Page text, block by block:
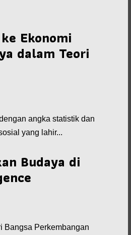
Ekonomi
dalam Teori
angka statistik dan
yang lahir...
Budaya di
Bangsa Perkembangan